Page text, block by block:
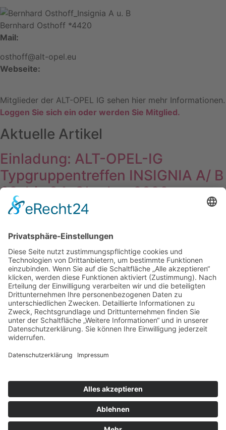
Bernhard Osthoff *4420
Mail:
osthoff@alt-opel.eu
Webseite:
Mitglieder der ALT-OPEL IG sehen hier mehr Informationen.
Loggen Sie sich ein oder werden Sie Mitglied.
Aktuelle Artikel
Einladung: ALT-OPEL-IG
Typgruppentreffen INSIGNIA A/ B
02. bis 04. Oktober 2026
02.07.2026
Impressum
Datenschutzerklärung
Mitgliederbereich
Facebook
Instagram
Umsetzung:DOUBLE-A-DESIGN
Kontakt
Impressum
Datenschutzerklärung
Mitgliederbereich
Facebook
Instagram
Hier können Sie die gesamte Webseite durchsuchen: